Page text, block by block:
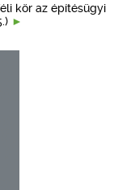
kör az építésügyi